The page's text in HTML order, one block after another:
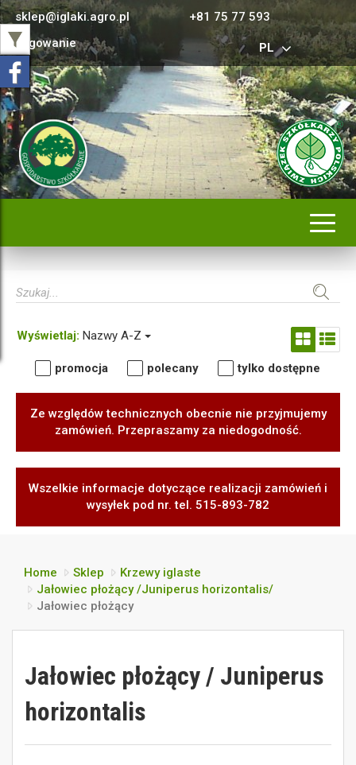
sklep@iglaki.agro.pl
+81 75 77 593
Logowanie
PL
Wyświetlaj: Nazwy A-Z
promocja polecany tylko dostępne
Ze względów technicznych obecnie nie przyjmujemy
zamówień. Przepraszamy za niedogodność.
Wszelkie informacje dotyczące realizacji zamówień i
wysyłek pod nr. tel. 515-893-782
Home Sklep
Krzewy iglaste
Jałowiec płożący /Juniperus horizontalis/
Jałowiec płożący
Jałowiec płożący / Juniperus
horizontalis